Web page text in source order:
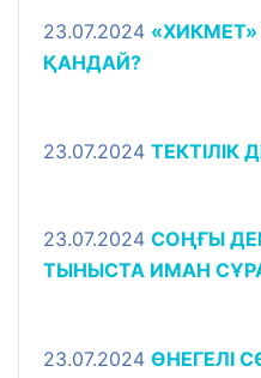
23.07.2024
ҚАНДАЙ?
23.07.2024 ТЕКТІЛІК
23.07.2024 СОҢҒЫ
ТЫНЫСТА ИМАН
23.07.2024 ӨНЕГЕЛІ